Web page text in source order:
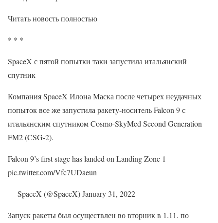
Читать новость полностью
* * *
SpaceX с пятой попытки таки запустила итальянский
спутник
Компания SpaceX Илона Маска после четырех неудачных
попыток все же запустила ракету-носитель Falcon 9 с
итальянским спутником Cosmo-SkyMed Second Generation
FM2 (CSG-2).
Falcon 9’s first stage has landed on Landing Zone 1
pic.twitter.com/Vfc7UDaeun
— SpaceX (@SpaceX) January 31, 2022
Запуск ракеты был осуществлен во вторник в 1.11. по